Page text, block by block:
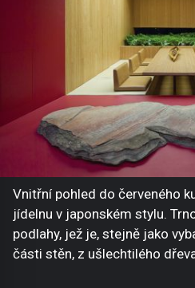
Vnitřní pohled do červeného
jídelnu v japonském stylu.
podlahy, jež je, stejně jako
části stěn, z ušlechtilého